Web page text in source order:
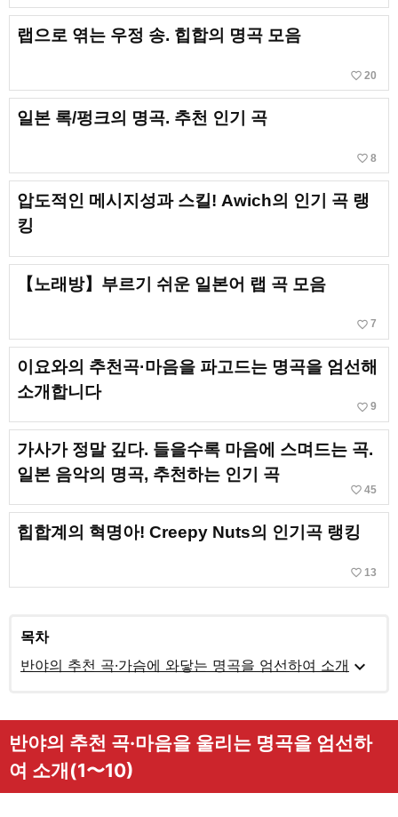
랩으로 엮는 우정 송. 힙합의 명곡 모음
favorite_border 20
일본 록/펑크의 명곡. 추천 인기 곡
favorite_border 8
압도적인 메시지성과 스킬! Awich의 인기 곡 랭
킹
【노래방】부르기 쉬운 일본어 랩 곡 모음
favorite_border 7
이요와의 추천곡·마음을 파고드는 명곡을 엄선해
소개합니다
favorite_border 9
가사가 정말 깊다. 들을수록 마음에 스며드는 곡.
일본 음악의 명곡, 추천하는 인기 곡
favorite_border 45
힙합계의 혁명아! Creepy Nuts의 인기곡 랭킹
favorite_border 13
목차
반야의 추천 곡·가슴에 와닿는 명곡을 엄선하여 소개 expand_more
반야의 추천 곡·마음을 울리는 명곡을 엄선하
여 소개(1〜10)